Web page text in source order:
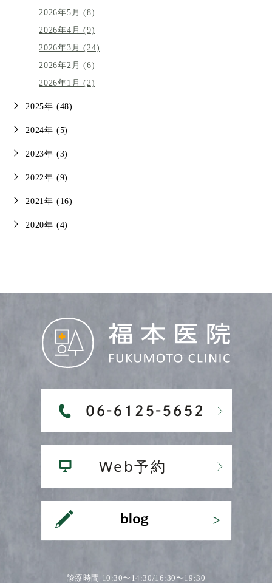
2026年5月 (8)
2026年4月 (9)
2026年3月 (24)
2026年2月 (6)
2026年1月 (2)
2025年 (48)
2024年 (5)
2023年 (3)
2022年 (9)
2021年 (16)
2020年 (4)
診療時間 10:30〜14:30/16:30〜19:30